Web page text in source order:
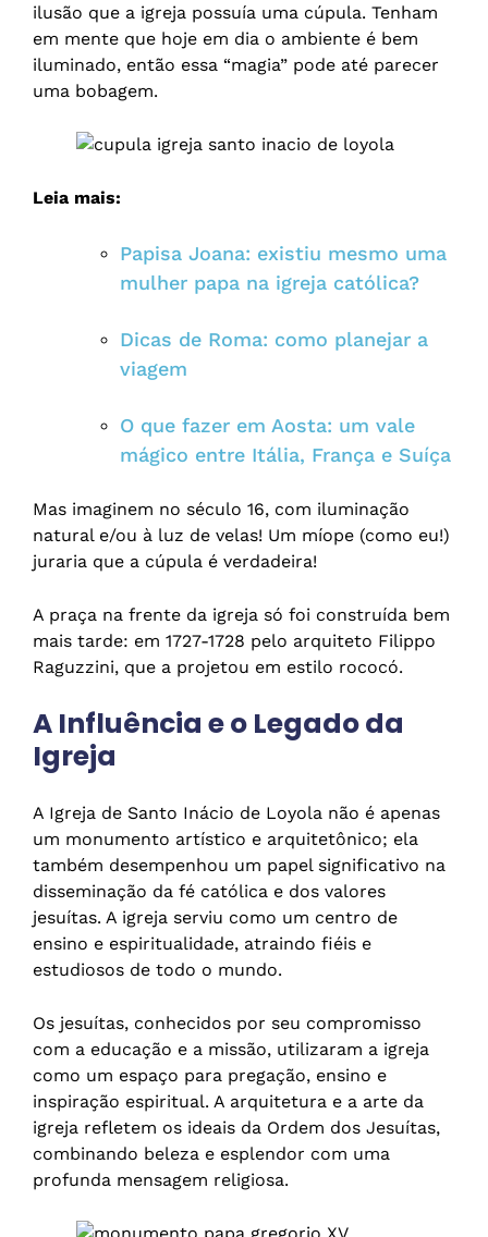
ilusão que a igreja possuía uma cúpula. Tenham
em mente que hoje em dia o ambiente é bem
iluminado, então essa “magia” pode até parecer
uma bobagem.
Leia mais:
Papisa Joana: existiu mesmo uma
mulher papa na igreja católica?
Dicas de Roma: como planejar a
viagem
O que fazer em Aosta: um vale
mágico entre Itália, França e Suíça
Mas imaginem no século 16, com iluminação
natural e/ou à luz de velas! Um míope (como eu!)
juraria que a cúpula é verdadeira!
A praça na frente da igreja só foi construída bem
mais tarde: em 1727-1728 pelo arquiteto Filippo
Raguzzini, que a projetou em estilo rococó.
A Influência e o Legado da
Igreja
A Igreja de Santo Inácio de Loyola não é apenas
um monumento artístico e arquitetônico; ela
também desempenhou um papel significativo na
disseminação da fé católica e dos valores
jesuítas. A igreja serviu como um centro de
ensino e espiritualidade, atraindo fiéis e
estudiosos de todo o mundo.
Os jesuítas, conhecidos por seu compromisso
com a educação e a missão, utilizaram a igreja
como um espaço para pregação, ensino e
inspiração espiritual. A arquitetura e a arte da
igreja refletem os ideais da Ordem dos Jesuítas,
combinando beleza e esplendor com uma
profunda mensagem religiosa.